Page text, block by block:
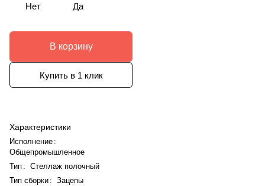
Нет Да
В корзину
Купить в 1 клик
Характеристики
Исполнение :
Общепромышленное
Тип : Стеллаж полочный
Тип сборки: Зацепы